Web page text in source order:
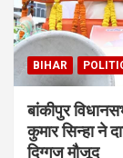
BIHAR
बांकीपुर
कुमार सिन्हा ने
दिग्गज मौजूद